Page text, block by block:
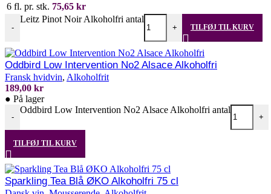
6 fl. pr. stk. 75,65 kr
-
Leitz Pinot Noir Alkoholfri antal
+ TILFØJ TIL KURV
Tilføj til favoritliste
Oddbird Low Intervention No2 Alsace Alkoholfri
Fransk hvidvin, Alkoholfrit
189,00 kr
● På lager
-
Oddbird Low Intervention No2 Alsace Alkoholfri antal
+
TILFØJ TIL KURV
Tilføj til favoritliste
Sparkling Tea Blå ØKO Alkoholfri 75 cl